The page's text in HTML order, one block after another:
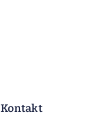
Kontakt